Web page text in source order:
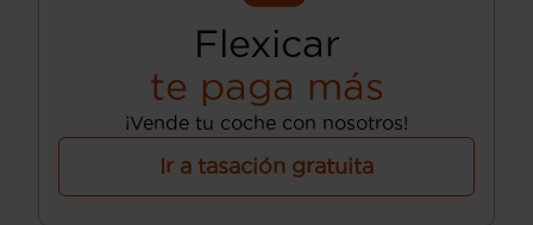
Flexicar
te paga más
¡Vende tu coche con nosotros!
Ir a tasación gratuita